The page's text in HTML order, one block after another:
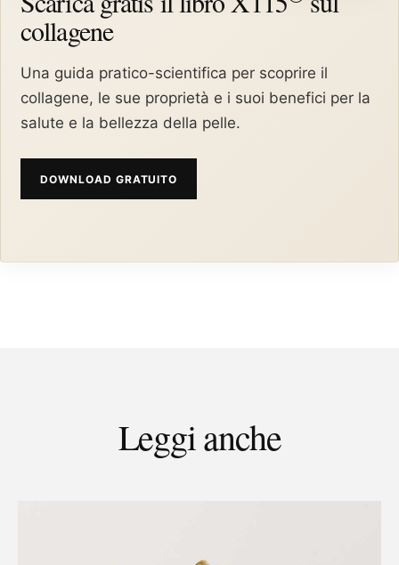
collagene
Una guida pratico-scientifica per scoprire il
collagene, le sue proprietà e i suoi benefici per la
salute e la bellezza della pelle.
DOWNLOAD GRATUITO
Leggi anche